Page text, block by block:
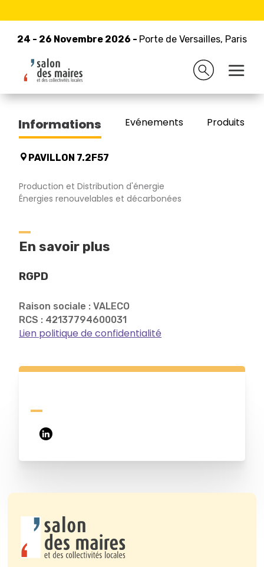
24 - 26 Novembre 2026 - Porte de Versailles, Paris
24 - 26 Novembre 2026 - Porte de Versailles, Paris
Retour à la liste des exposants
VALECO
Informations Evénements Produits/
PAVILLON 7.2F57
Production et Distribution d'énergie
Énergies renouvelables et décarbonées
En savoir plus
RGPD
Raison sociale : VALECO
RCS : 42137794600031
Lien politique de confidentialité